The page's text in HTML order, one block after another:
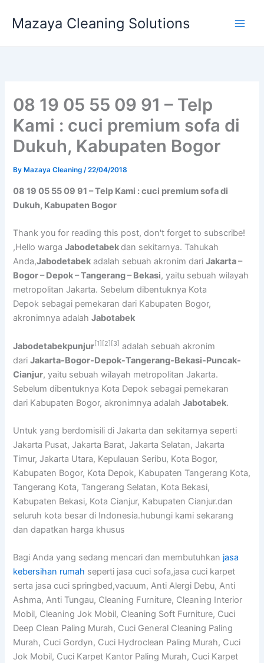
Mazaya Cleaning Solutions
08 19 05 55 09 91 – Telp
Kami : cuci premium sofa di
Dukuh, Kabupaten Bogor
By Mazaya Cleaning/22/04/2018
08 19 05 55 09 91 – Telp Kami : cuci premium sofa di
Dukuh, Kabupaten Bogor
Thank you for reading this post, don't forget to subscribe!
,Hello wargaJabodetabekdan sekitarnya. Tahukah
Anda,Jabodetabek adalah sebuah akronim dariJakarta –
Bogor – Depok – Tangerang – Bekasi, yaitu sebuah wilayah
metropolitan Jakarta. Sebelum dibentuknya Kota
Depok sebagai pemekaran dari Kabupaten Bogor,
akronimnya adalahJabotabek
Jabodetabekpunjur[1] [2] [3] adalah sebuah akronim
dariJakarta-Bogor-Depok-Tangerang-Bekasi-Puncak-
Cianjur, yaitu sebuah wilayah metropolitan Jakarta.
Sebelum dibentuknya Kota Depok sebagai pemekaran
dari Kabupaten Bogor, akronimnya adalahJabotabek.
Untuk yang berdomisili di Jakarta dan sekitarnya seperti
Jakarta Pusat, Jakarta Barat, Jakarta Selatan, Jakarta
Timur, Jakarta Utara, Kepulauan Seribu, Kota Bogor,
Kabupaten Bogor, Kota Depok, Kabupaten Tangerang Kota,
Tangerang Kota, Tangerang Selatan, Kota Bekasi,
Kabupaten Bekasi, Kota Cianjur, Kabupaten Cianjur.dan
seluruh kota besar di Indonesia.hubungi kami sekarang
dan dapatkan harga khusus
Bagi Anda yang sedang mencari dan membutuhkan jasa
kebersihan rumah seperti jasa cuci sofa,jasa cuci karpet
serta jasa cuci springbed,vacuum, Anti Alergi Debu, Anti
Ashma, Anti Tungau, Cleaning Furniture, Cleaning Interior
Mobil, Cleaning Jok Mobil, Cleaning Soft Furniture, Cuci
Deep Clean Paling Murah, Cuci General Cleaning Paling
Murah, Cuci Gordyn, Cuci Hydroclean Paling Murah, Cuci
Jok Mobil, Cuci Karpet Kantor Paling Murah, Cuci Karpet